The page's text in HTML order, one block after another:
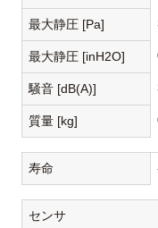
最大静圧 [Pa]
最大静圧 [inH2O]
騒音 [dB(A)]
質量 [kg]
寿命
センサ